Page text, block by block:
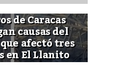
de Caracas
causas del
afectó tres
en El Llanito